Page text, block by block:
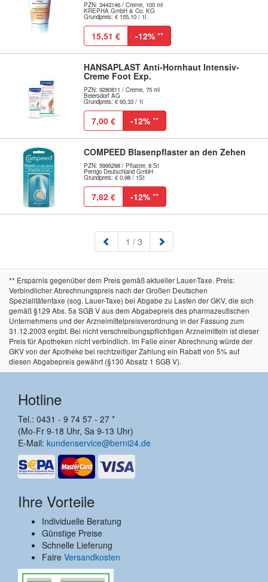
PZN: 3443146 / Creme, 100 ml
KREPHA GmbH & Co. KG
Grundpreis: € 155,10 / 1l
15,51 € -12% **
HANSAPLAST Anti-Hornhaut Intensiv-
Creme Foot Exp.
PZN: 9280811 / Creme, 75 ml
Beiersdorf AG
Grundpreis: € 93,33 / 1l
7,00 € -12% **
COMPEED Blasenpflaster an den Zehen
PZN: 5995298 / Pflaster, 8 St
Perrigo Deutschland GmbH
Grundpreis: € 0,98 / 1St
7,82 € -12% **
1 (aktuell)
/ 3
** Ersparnis gegenüber dem Preis gemäß aktueller Lauer-Taxe. Preis:
Verbindlicher Abrechnungspreis nach der Großen Deutschen
Spezialitätentaxe (sog. Lauer-Taxe) bei Abgabe zu Lasten der GKV, die sich
gemäß §129 Abs. 5a SGB V aus dem Abgabepreis des pharmazeutischen
Unternehmens und der Arzneimittelpreisverordnung in der Fassung zum
31.12.2003 ergibt. Bei nicht verschreibungspflichtigen Arzneimitteln ist dieser
Preis für Apotheken nicht verbindlich. Im Falle einer Abrechnung würde der
GKV von der Apotheke bei rechtzeitiger Zahlung ein Rabatt von 5% auf
diesen Abgabepreis gewährt (§130 Absatz 1 SGB V).
Hotline
Tel.: 0431 - 9 74 57 - 27 *
(Mo-Fr 9-18 Uhr, Sa 9-13 Uhr)
E-Mail: kundenservice@berni24.de
Ihre Vorteile
Individuelle Beratung
Günstige Preise
Schnelle Lieferung
Faire Versandkosten